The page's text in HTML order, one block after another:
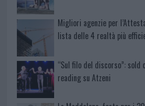
Migliori agenzie per
lista delle 4 realtà più
“Sul filo del discorso”: sold
reading su Atzeni